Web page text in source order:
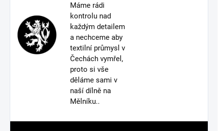
Máme rádi
kontrolu nad
každým detailem
a nechceme aby
textilní průmysl v
Čechách vymřel,
proto si vše
děláme sami v
naší dílně na
Mělníku..